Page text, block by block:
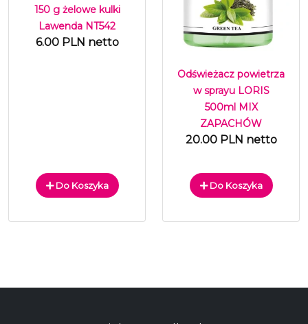
150 g żelowe kulki
Lawenda NT542
6.00 PLN netto
Do Koszyka
Odświeżacz powietrza
w sprayu LORIS
500ml MIX
ZAPACHÓW
20.00 PLN netto
Do Koszyka